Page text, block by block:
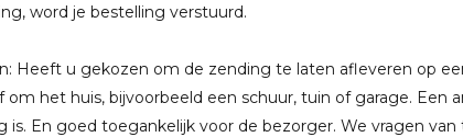
word je bestelling verstuurd.
Heeft u gekozen om de zending te laten afleveren op
om het huis, bijvoorbeeld een schuur, tuin of garage. Een
is. En goed toegankelijk voor de bezorger. We vragen